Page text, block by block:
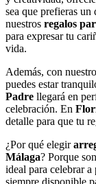
sea que prefieras
nuestros regalos
para expresar tu
vida.
Además, con
puedes estar
Padre llegará en
celebración. En
detalle para que tu
¿Por qué elegir
Málaga? Porque
ideal para celebrar a
siempre disponible